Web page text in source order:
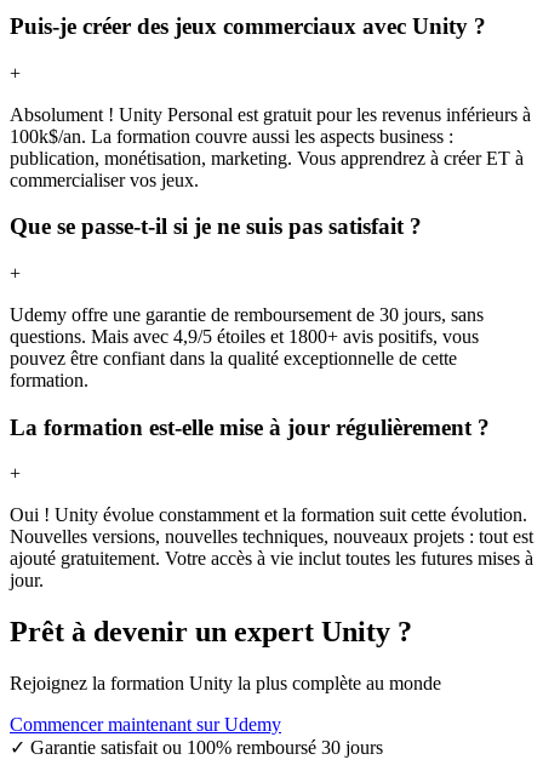
Puis-je créer des jeux commerciaux avec Unity ?
+
Absolument ! Unity Personal est gratuit pour les revenus inférieurs à
100k$/an. La formation couvre aussi les aspects business :
publication, monétisation, marketing. Vous apprendrez à créer ET à
commercialiser vos jeux.
Que se passe-t-il si je ne suis pas satisfait ?
+
Udemy offre une garantie de remboursement de 30 jours, sans
questions. Mais avec 4,9/5 étoiles et 1800+ avis positifs, vous
pouvez être confiant dans la qualité exceptionnelle de cette
formation.
La formation est-elle mise à jour régulièrement ?
+
Oui ! Unity évolue constamment et la formation suit cette évolution.
Nouvelles versions, nouvelles techniques, nouveaux projets : tout est
ajouté gratuitement. Votre accès à vie inclut toutes les futures mises à
jour.
Prêt à devenir un expert Unity ?
Rejoignez la formation Unity la plus complète au monde
Commencer maintenant sur Udemy
✓ Garantie satisfait ou 100% remboursé 30 jours